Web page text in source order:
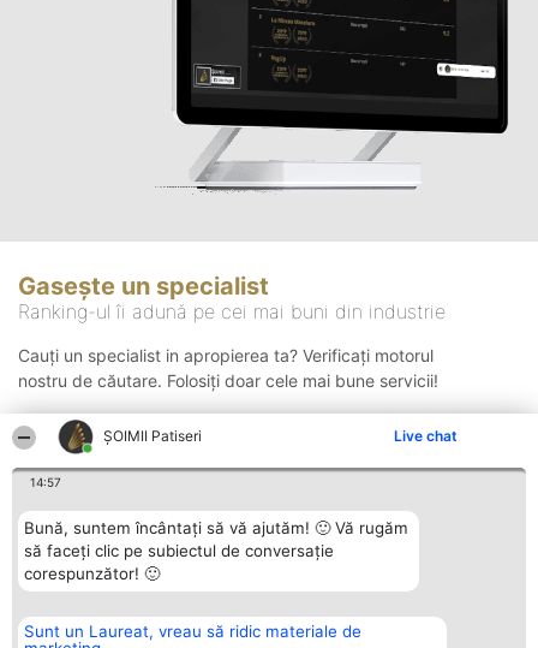
ȘOIMII Patiseri Live chat
14:57
Bună, suntem încântați să vă ajutăm! 🙂 Vă rugăm
să faceți clic pe subiectul de conversație
corespunzător! 🙂
Sunt un Laureat, vreau să ridic materiale de
Gasește un specialist
Ranking-ul îi adună pe cei mai buni din industrie
Cauți un specialist in apropierea ta? Verificați motorul
nostru de căutare. Folosiți doar cele mai bune servicii!
Organizator Ranking Plebiscyt Contact